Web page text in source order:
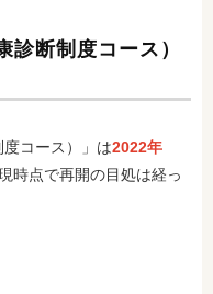
診断制度コース）
度コース）」は2022年
時点で再開の目処は経っ